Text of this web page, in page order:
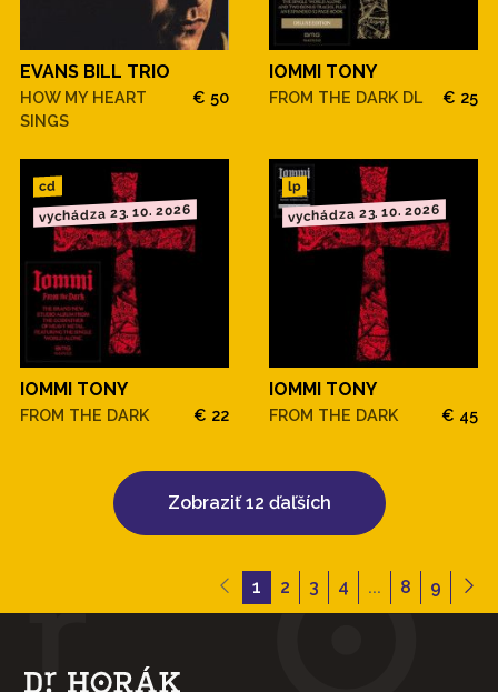
EVANS BILL TRIO
HOW MY HEART
SINGS
€ 50
IOMMI TONY
FROM THE DARK DL € 25
cd
vychádza 23. 10. 2026
IOMMI TONY
FROM THE DARK € 22
lp
vychádza 23. 10. 2026
IOMMI TONY
FROM THE DARK € 45
Zobraziť 12 ďaľších
1 2 3 4 ... 8 9